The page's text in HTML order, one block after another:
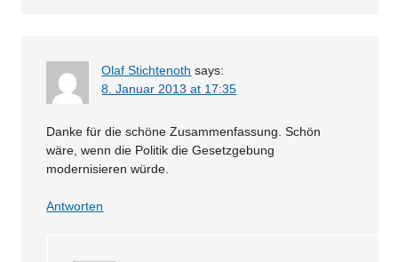
Olaf Stichtenoth says:
8. Januar 2013 at 17:35
Danke für die schöne Zusammenfassung. Schön
wäre, wenn die Politik die Gesetzgebung
modernisieren würde.
Antworten